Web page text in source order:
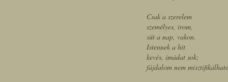
Csak a szerelem
személyes, írom,
süt a nap, vakon.
Istennek a hit
kevés, imádat sok;
fájdalom nem